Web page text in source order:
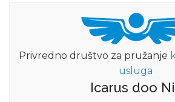
Privredno društvo za pružanje
usluga
Icarus doo